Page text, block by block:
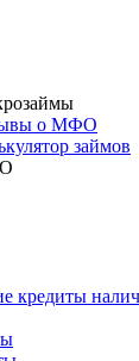
о МФО
займов
кредиты